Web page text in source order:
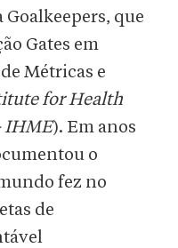
que
Gates em
Métricas e
for Health
IHME). Em anos
o
fez no
de